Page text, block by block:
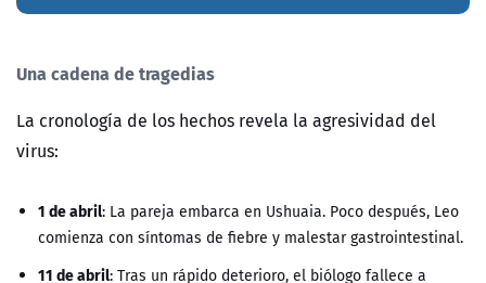
Una cadena de tragedias
La cronología de los hechos revela la agresividad del
virus:
1 de abril: La pareja embarca en Ushuaia. Poco después, Leo
comienza con síntomas de fiebre y malestar gastrointestinal.
11 de abril: Tras un rápido deterioro, el biólogo fallece a